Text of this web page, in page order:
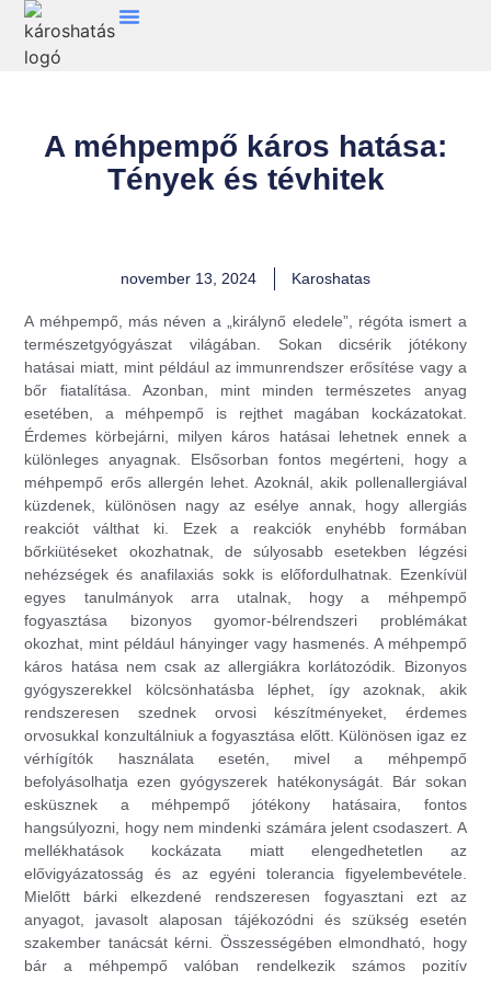
A méhpempő káros hatása:
Tények és tévhitek
november 13, 2024 Karoshatas
A méhpempő, más néven a „királynő eledele”, régóta ismert a
természetgyógyászat világában. Sokan dicsérik jótékony
hatásai miatt, mint például az immunrendszer erősítése vagy a
bőr fiatalítása. Azonban, mint minden természetes anyag
esetében, a méhpempő is rejthet magában kockázatokat.
Érdemes körbejárni, milyen káros hatásai lehetnek ennek a
különleges anyagnak. Elsősorban fontos megérteni, hogy a
méhpempő erős allergén lehet. Azoknál, akik pollenallergiával
küzdenek, különösen nagy az esélye annak, hogy allergiás
reakciót válthat ki. Ezek a reakciók enyhébb formában
bőrkiütéseket okozhatnak, de súlyosabb esetekben légzési
nehézségek és anafilaxiás sokk is előfordulhatnak. Ezenkívül
egyes tanulmányok arra utalnak, hogy a méhpempő
fogyasztása bizonyos gyomor-bélrendszeri problémákat
okozhat, mint például hányinger vagy hasmenés. A méhpempő
káros hatása nem csak az allergiákra korlátozódik. Bizonyos
gyógyszerekkel kölcsönhatásba léphet, így azoknak, akik
rendszeresen szednek orvosi készítményeket, érdemes
orvosukkal konzultálniuk a fogyasztása előtt. Különösen igaz ez
vérhígítók használata esetén, mivel a méhpempő
befolyásolhatja ezen gyógyszerek hatékonyságát. Bár sokan
esküsznek a méhpempő jótékony hatásaira, fontos
hangsúlyozni, hogy nem mindenki számára jelent csodaszert. A
mellékhatások kockázata miatt elengedhetetlen az
elővigyázatosság és az egyéni tolerancia figyelembevétele.
Mielőtt bárki elkezdené rendszeresen fogyasztani ezt az
anyagot, javasolt alaposan tájékozódni és szükség esetén
szakember tanácsát kérni. Összességében elmondható, hogy
bár a méhpempő valóban rendelkezik számos pozitív